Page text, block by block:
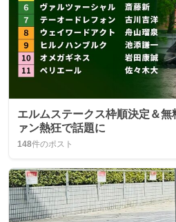
エルムステークス枠順決定＆
ァン熱狂で話題に
148件のポスト